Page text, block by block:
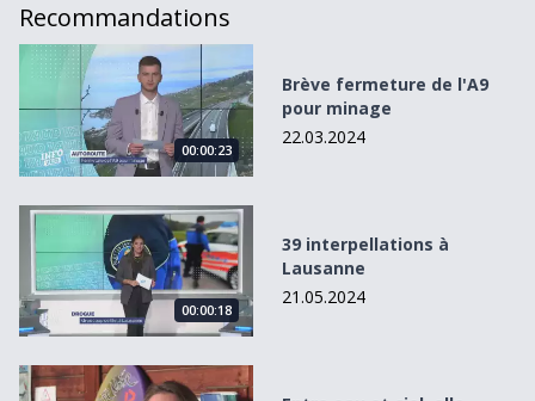
Recommandations
Brève fermeture de l&#039;A9 pour minage
00:00:23
Brève fermeture de l'A9
pour minage
22.03.2024
39 interpellations à Lausanne
00:00:18
39 interpellations à
Lausanne
21.05.2024
Entre eau et ciel, elle déploie son aile